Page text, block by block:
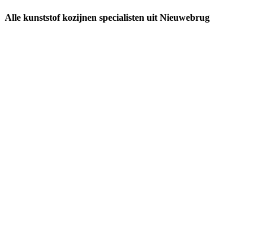
Alle kunststof kozijnen specialisten uit Nieuwebrug